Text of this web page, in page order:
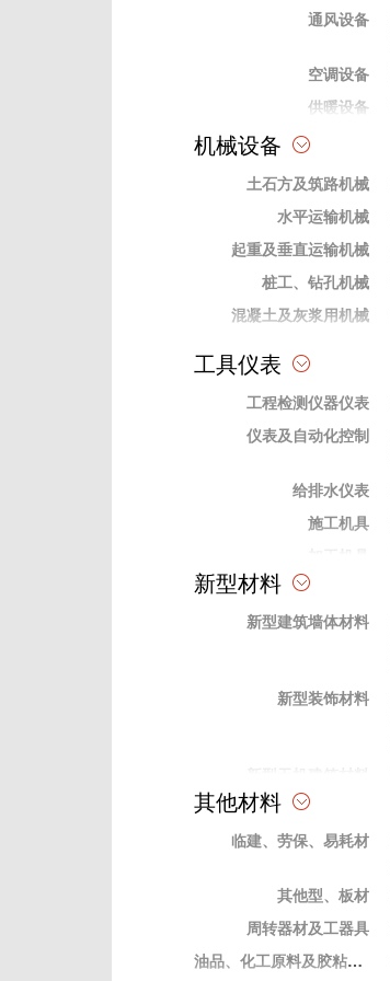
通风设备
空调设备
供暖设备
热水、采暖锅炉设备
水暖及通风空调材料
机械设备
土石方及筑路机械
水平运输机械
起重及垂直运输机械
桩工、钻孔机械
混凝土及灰浆用机械
动力机械
钻探及地下工程机械
工具仪表
工程检测仪器仪表
仪表及自动化控制
给排水仪表
施工机具
电动工具
试验仪器
新型材料
新型建筑墙体材料
新型装饰材料
新型有机材料
新型金属建筑材料
其他材料
临建、劳保、易耗材
其他型、板材
周转器材及工器具
油品、化工原料及胶粘材料